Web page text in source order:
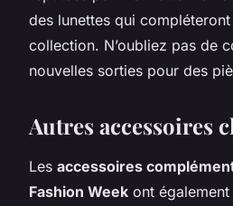
des lunettes qui
collection. N’oubliez pas de
nouvelles sorties pour des
Autres accessoires
Les accessoires
Fashion Week ont